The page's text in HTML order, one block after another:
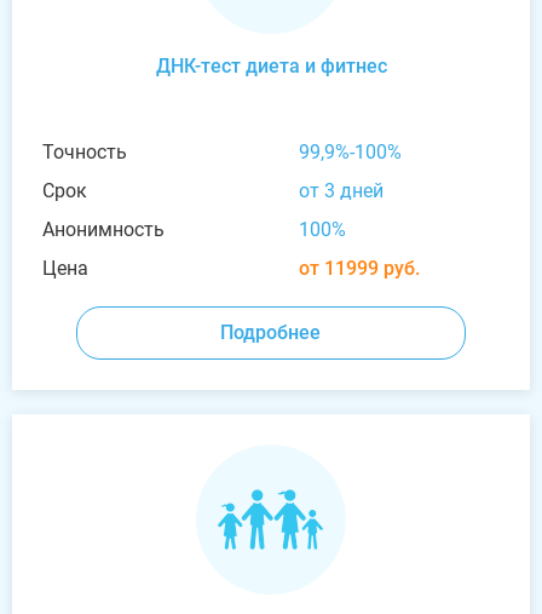
ДНК-тест диета и фитнес
Точность
99,9%-100%
Срок
от 3 дней
Анонимность
100%
Цена
от 11999 руб.
Подробнее